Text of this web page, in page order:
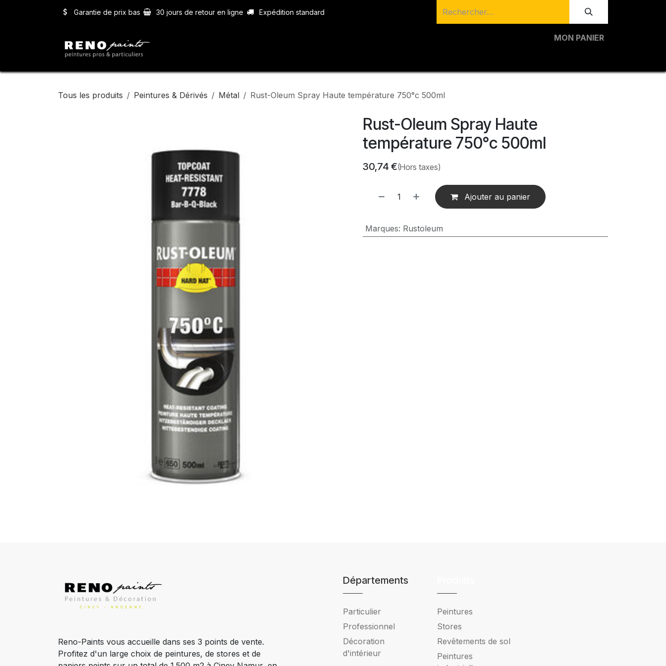
Garantie de prix bas 30 jours de retour en ligne Expédition standard
MON PANIER
Tous les produits Peintures & Dérivés Métal Rust-Oleum Spray Haute température 750°c 500ml
Rust-Oleum Spray Haute
température 750°c 500ml
30,74 €(Hors taxes)
Ajouter au panier
Marques: Rustoleum
Reno-Paints vous accueille dans ses 3 points de vente.
Profitez d'un large choix de peintures, de stores et de
Départements
Particulier
Professionnel
Décoration
d'intérieur
Peintures
Stores
Revêtements de sol
Peintures